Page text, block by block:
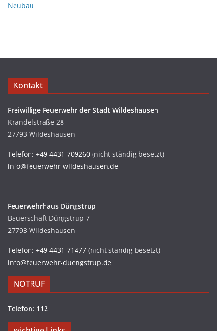
Neubau
Kontakt
Freiwillige Feuerwehr der Stadt Wildeshausen
Krandelstraße 28
27793 Wildeshausen
Telefon: +49 4431 709260 (nicht ständig besetzt)
info@feuerwehr-wildeshausen.de
Feuerwehrhaus Düngstrup
Bauerschaft Düngstrup 7
27793 Wildeshausen
Telefon: +49 4431 71477 (nicht ständig besetzt)
info@feuerwehr-duengstrup.de
NOTRUF
Telefon: 112